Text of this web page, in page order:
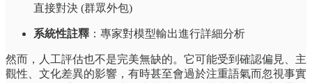
直接對決 (群眾外包)
系統性註釋 ：專家對模型輸出進行詳細分析
然而，人工評估也不是完美無缺的。它可能受到確認偏見、主
觀性、文化差異的影響，有時甚至會過於注重語氣而忽視事實